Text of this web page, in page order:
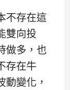
不存在這
雙向投
做多，也
存在牛
變化，